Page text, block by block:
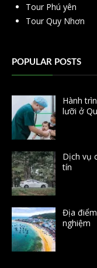
Tour Phú yên
Tour Quy Nhơn
POPULAR POSTS
Hành
lưỡi ở
Dịch vụ
tín
Địa
nghiệm